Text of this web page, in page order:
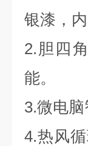
银漆，内
2. 胆四
能。
3.微电
4.热风